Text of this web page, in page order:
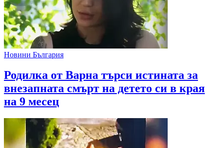
Новини България
Родилка от Варна търси истината за
внезапната смърт на детето си в края
на 9 месец